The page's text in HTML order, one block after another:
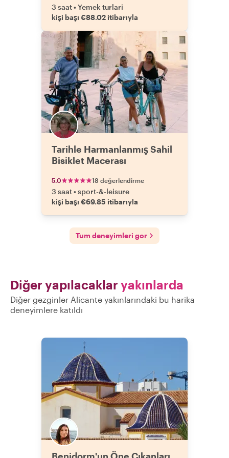
3 saat•Yemek turlari
kişi başı €88.02 itibarıyla
Tarihle Harmanlanmış Sahil
Bisiklet Macerası
5.0 18 değerlendirme
3 saat•sport-&-leisure
kişi başı €69.85 itibarıyla
Tum deneyimleri gor
Diğer yapılacaklar yakınlarda
Diğer gezginler Alicante yakınlarındaki bu harika
deneyimlere katıldı